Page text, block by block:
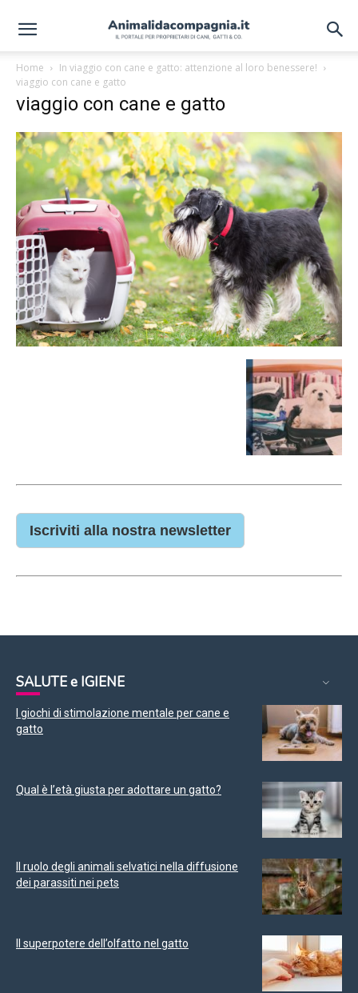
Home
In viaggio con cane e gatto: attenzione al loro benessere!
viaggio con cane e gatto
viaggio con cane e gatto
Iscriviti alla nostra newsletter
SALUTE e IGIENE
I giochi di stimolazione mentale per cane e
gatto
Qual è l’età giusta per adottare un gatto?
Il ruolo degli animali selvatici nella diffusione
dei parassiti nei pets
Il superpotere dell’olfatto nel gatto